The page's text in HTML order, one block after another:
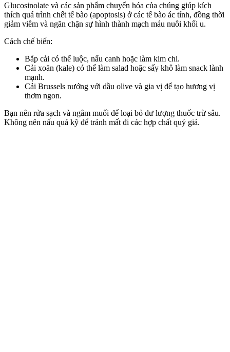
Glucosinolate và các sản phẩm chuyển hóa của chúng giúp kíc‌h
thí‌ch quá trình chết tế bào (apoptosis) ở các tế bào ác tính, đồng thời
giảm viêm và ngăn chặn sự hình thành mạch máu nuôi khối u.
Cách chế biến:
Bắp cải có thể luộc, nấu canh hoặc làm kim chi.
Cải xoăn (kale) có thể làm salad hoặc sấy khô làm snack lành
mạnh.
Cải Brussels nướng với dầu olive và gia vị để tạo hương vị
thơm ngon.
Bạn nên rửa sạch và ngâm muối để loại bỏ dư lượng thuốc trừ sâu.
Không nên nấu quá kỹ để tránh mất đi các hợp chất quý giá.